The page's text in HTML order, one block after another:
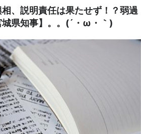
、説明責任は果たせず！？弱過
城県知事】。。(´・ω・｀)